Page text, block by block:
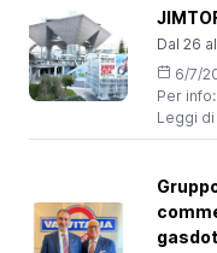
sul
Dal 26
la 33°
utensili,
una
725
6/7/
Per info:
Leggi di